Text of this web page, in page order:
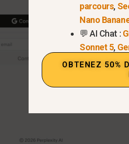
parcours,
Nano
💬 AI Chat :
Sonnet 5,
OBTENEZ 50%